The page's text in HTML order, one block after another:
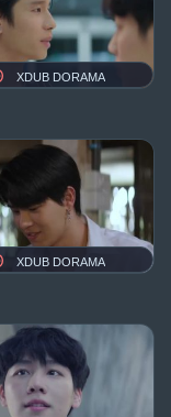
XDUB DORAMA
XDUB DORAMA